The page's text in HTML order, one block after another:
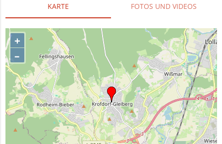
KARTE FOTOS UND VIDEOS
+
–